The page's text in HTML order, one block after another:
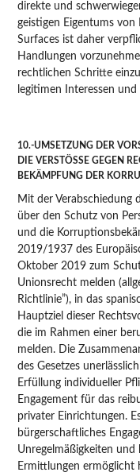
direkte und
geistigen Eigentums von
Surfaces ist daher
Handlungen
rechtlichen Schritte
legitimen Interessen
10.-UMSETZUNG DER
DIE VERSTÖSSE GEGEN
BEKÄMPFUNG DER
Mit der Verabschiedung
über den Schutz von
und die
2019/1937 des
Oktober 2019 zum
Unionsrecht melden
Richtlinie”), in das
Hauptziel dieser
die im Rahmen einer
melden. Die
des Gesetzes
Erfüllung individueller
Engagement für das
privater Einrichtungen.
bürgerschaftliches
Unregelmäßigkeiten
Ermittlungen ermöglicht